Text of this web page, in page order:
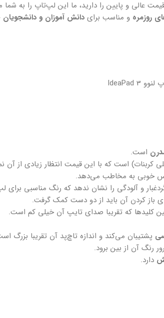
عالی و پایین را دارید، ما این لپ‌تاپ را
روزمره و مناسب برای دانش آموزان و دانشجویان
است.
کربنات) است که با این قیمت انتظار زیادی از
خوبی به مخاطب می‌دهد.
و آلودگی را نشان ندهد که رنگ مناسبی
باز کردن آن باید از دو دست کمک گرفت.
کلیدها که تقریبا صدای تایپ آن خیلی کم است.
پشتیبان می‌کند و اندازه تاچ‌پد آن تقریبا بزرگ
رنگ آن از بین برود.
دارد.